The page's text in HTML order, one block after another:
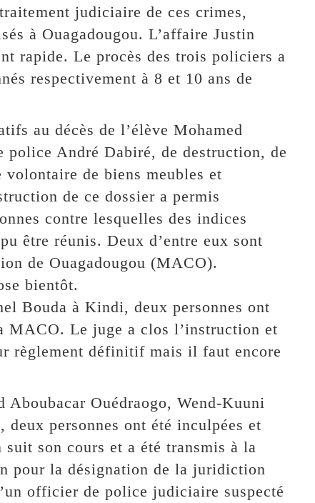
judiciaire de ces crimes,
à Ouagadougou. L’affaire Justin
rapide. Le procès des trois policiers a
respectivement à 8 et 10 ans de
au décès de l’élève Mohamed
police André Dabiré, de destruction, de
de biens meubles et
de ce dossier a permis
contre lesquelles des indices
être réunis. Deux d’entre eux sont
de Ouagadougou (MACO).
bientôt.
Bouda à Kindi, deux personnes ont
MACO. Le juge a clos l’instruction et
règlement définitif mais il faut encore
Ouédraogo, Wend-Kuuni
personnes ont été inculpées et
son cours et a été transmis à la
pour la désignation de la juridiction
officier de police judiciaire suspecté